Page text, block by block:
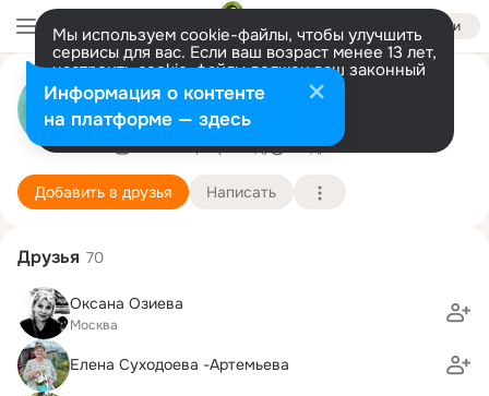
Войти
Мы используем cookie-файлы, чтобы улучшить
сервисы для вас. Если ваш возраст менее 13 лет,
настроить cookie-файлы должен ваш законный
представитель. Больше информации
Разрешить все Настроить
LEO BEAUTY
Медицинский центр подологии в Москве
1 сентября (21 год)
Подробнее
Добавить в друзья Написать
Друзья 70
Оксана Озиева
Москва
Елена Суходоева -Артемьева
Информация о контенте
на платформе — здесь